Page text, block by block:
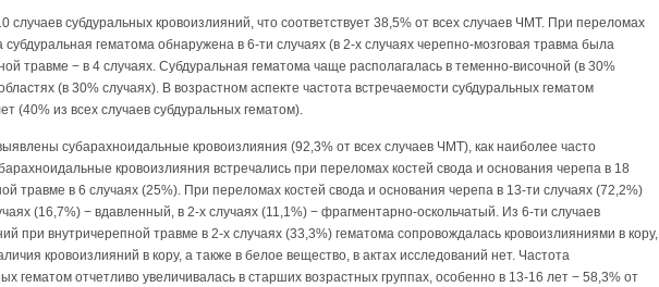
случаев субдуральных кровоизлияний, что соответствует 38,5% от всех случаев ЧМТ. При переломах
гематома обнаружена в 6-ти случаях (в 2-х случаях черепно-мозговая травма была
травме − в 4 случаях. Субдуральная гематома чаще располагалась в теменно-височной (в 30%
(в 30% случаях). В возрастном аспекте частота встречаемости субдуральных гематом
(40% из всех случаев субдуральных гематом).
субарахноидальные кровоизлияния (92,3% от всех случаев ЧМТ), как наиболее часто
кровоизлияния встречались при переломах костей свода и основания черепа в 18
травме в 6 случаях (25%). При переломах костей свода и основания черепа в 13-ти случаях (72,2%)
(16,7%) − вдавленный, в 2-х случаях (11,1%) − фрагментарно-оскольчатый. Из 6-ти случаев
при внутричерепной травме в 2-х случаях (33,3%) гематома сопровождалась кровоизлияниями в кору,
кровоизлияний в кору, а также в белое вещество, в актах исследований нет. Частота
гематом отчетливо увеличивалась в старших возрастных группах, особенно в 13-16 лет − 58,3% от